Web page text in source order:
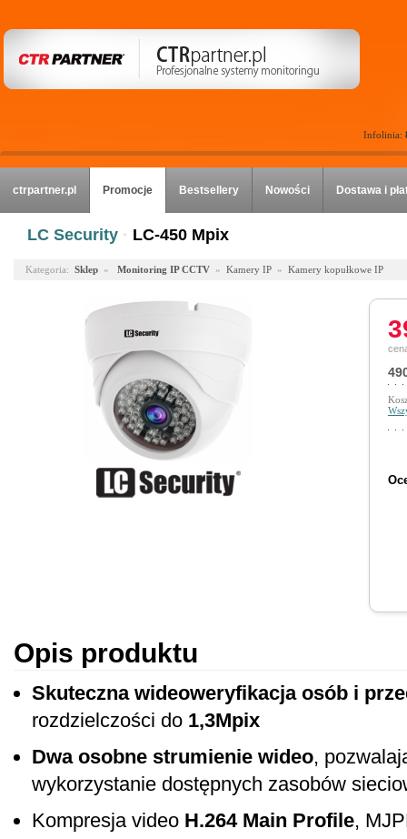
Infolinia:
ctrpartner.pl Promocje Bestsellery Nowości Dostawa i
LC Security · LC-450 Mpix
Kategoria: Sklep » Monitoring IP CCTV » Kamery IP » Kamery kopułkowe IP
Opis produktu
Skuteczna wideoweryfikacja osób i
rozdzielczości do 1,3Mpix
Dwa osobne strumienie wideo,
wykorzystanie dostępnych zasobów
Kompresja video H.264 Main Profile,